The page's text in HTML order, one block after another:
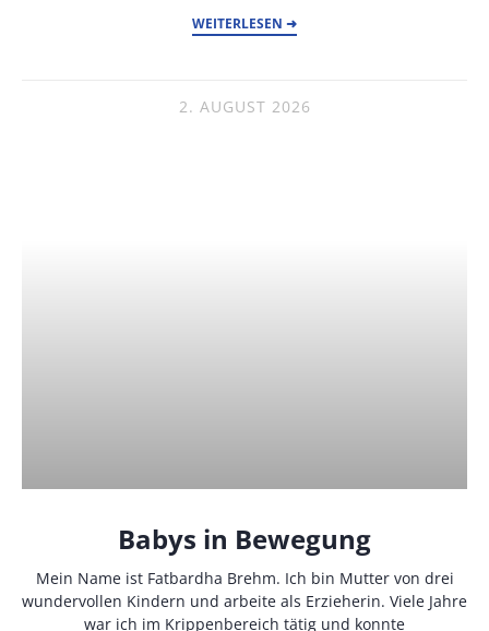
WEITERLESEN ➜
2. AUGUST 2026
Babys in Bewegung
Mein Name ist Fatbardha Brehm. Ich bin Mutter von drei
wundervollen Kindern und arbeite als Erzieherin. Viele Jahre
war ich im Krippenbereich tätig und konnte